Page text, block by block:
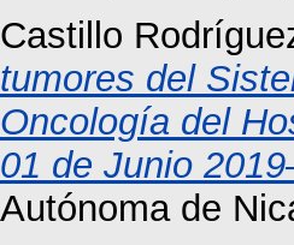
Castillo
tumores del
Oncología del
01 de Junio
Autónoma de